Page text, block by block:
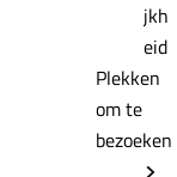
jkh
eid
Plekken
om te
bezoeken